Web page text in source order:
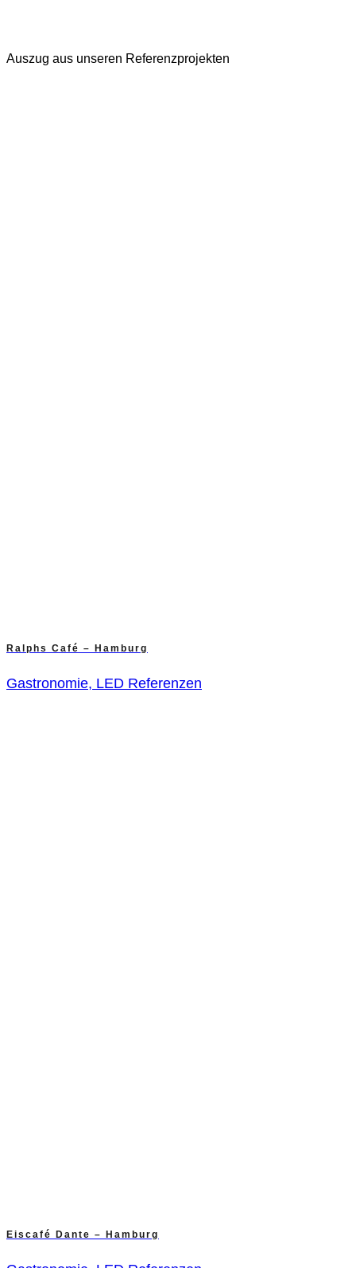
Auszug aus unseren Referenzprojekten
Ralphs Café – Hamburg
Gastronomie, LED Referenzen
Eiscafé Dante – Hamburg